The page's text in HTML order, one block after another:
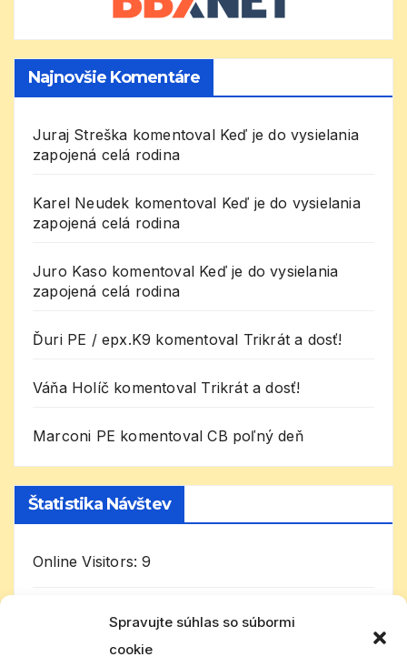
Spravujte súhlas so súbormi
cookie
Najnovšie Komentáre
Juraj Streška komentoval Keď je do vysielania
zapojená celá rodina
Karel Neudek komentoval Keď je do vysielania
zapojená celá rodina
Juro Kaso komentoval Keď je do vysielania
zapojená celá rodina
Ďuri PE / epx.K9 komentoval Trikrát a dosť!
Váňa Holíč komentoval Trikrát a dosť!
Marconi PE komentovalCB poľný deň
Štatistika Návštev
Online Visitors:9
Today's Visitors:2 749